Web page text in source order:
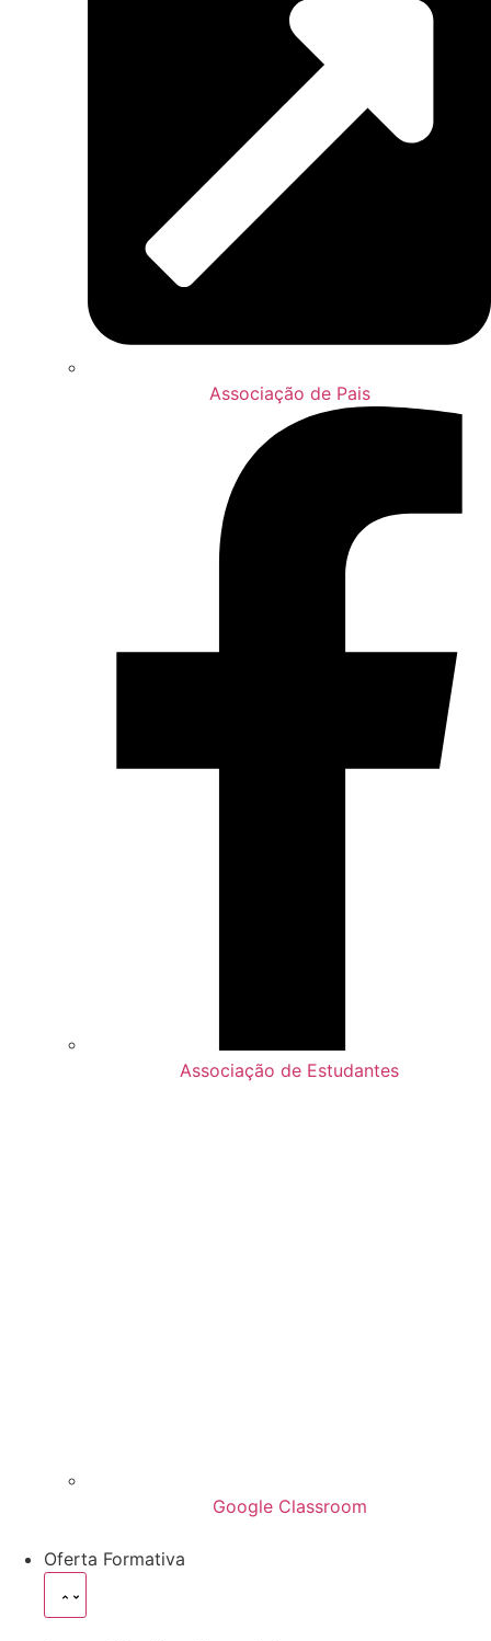
Associação de Pais
Associação de Estudantes
Google Classroom
Oferta Formativa